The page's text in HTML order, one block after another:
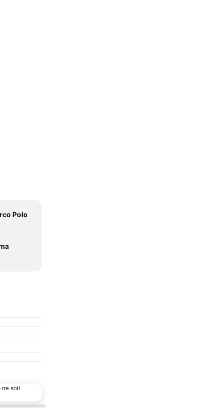
Polo
ne soit